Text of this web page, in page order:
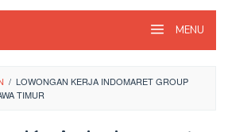
MENU
/ LOWONGAN KERJA INDOMARET GROUP
TIMUR